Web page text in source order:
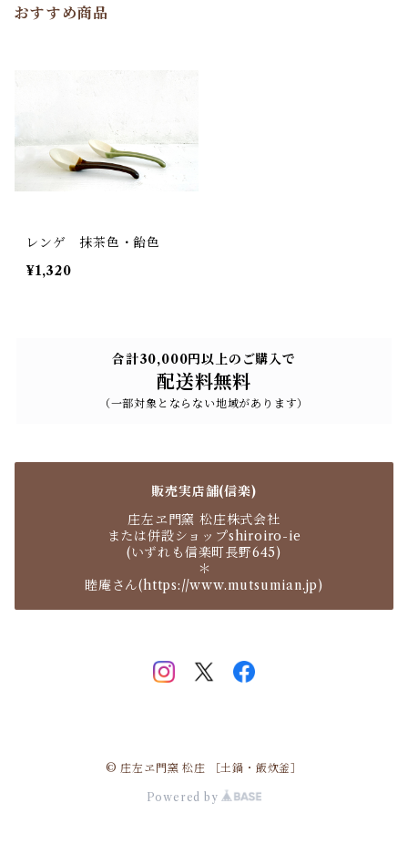
おすすめ商品
レンゲ 抹茶色・飴色
¥1,320
合計30,000円以上のご購入で
配送料無料
（一部対象とならない地域があります）
販売実店舗(信楽)
庄左ヱ門窯 松庄株式会社
または併設ショップshiroiro-ie
(いずれも信楽町長野645)
＊
睦庵さん(https://www.mutsumian.jp)
© 庄左ヱ門窯 松庄 ［土鍋・飯炊釜］
Powered by